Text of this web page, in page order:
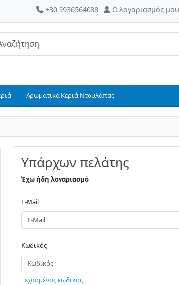
+30 6936564088 Ο λογαριασμός μου
Αρωματικά Κεριά Ντουλάπας
Υπάρχων πελάτης
Έχω ήδη λογαριασμό
E-Mail
Κωδικός
Ξεχασμένος κωδικός